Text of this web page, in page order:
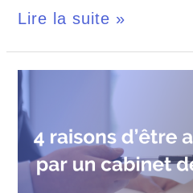
Lire la suite »